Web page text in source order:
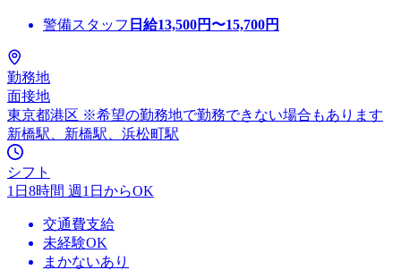
警備スタッフ 日給13,500円〜15,700円
勤務地
面接地
東京都港区 ※希望の勤務地で勤務できない場合もあります
新橋駅、新橋駅、浜松町駅
シフト
1日8時間 週1日からOK
交通費支給
未経験OK
まかないあり